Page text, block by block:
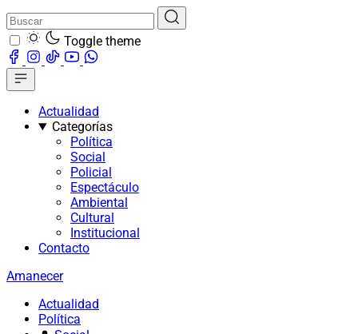
Toggle theme
Actualidad
Categorías
Política
Social
Policial
Espectáculo
Ambiental
Cultural
Institucional
Contacto
Amanecer
Actualidad
Política